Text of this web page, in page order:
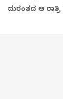
ದುರಂತದ ಆ ರಾತ್ರಿ